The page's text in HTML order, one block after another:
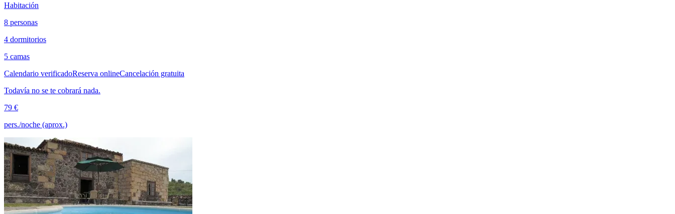
Habitación
8 personas
4 dormitorios
5 camas
Calendario verificadoReserva onlineCancelación gratuita
Todavía no se te cobrará nada.
79 €
pers./noche (aprox.)